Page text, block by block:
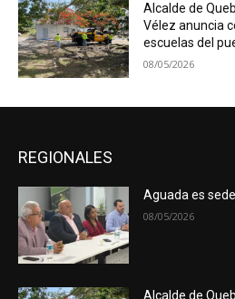
Alcalde de
Vélez anuncia
escuelas del
08/05/2026
REGIONALES
Aguada es
08/05/2026
Alcalde de